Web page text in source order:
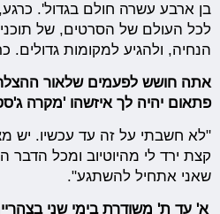
בן ארבע עשרה חולם בגדול'.
לכל העולם של הסרטים, של
הנחיה, ולהגיע למקומות גדולים.
אתה חושש לפעמים שלאור
פתאום יהיה לך איזשהו 'מקרה
"לא חשבתי על זה עד עכשיו. יש
קצת ירד לי מהיוטיוב ומכל
שאני אתחיל להשתגע".